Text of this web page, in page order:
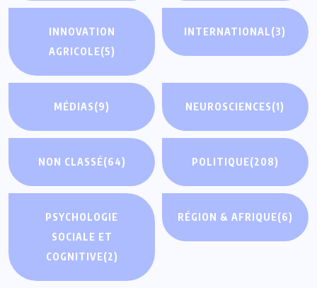
INNOVATION
AGRICOLE(5)
INTERNATIONAL(3)
MÉDIAS(9) NEUROSCIENCES(1)
NON CLASSÉ(64) POLITIQUE(208)
PSYCHOLOGIE
SOCIALE ET
COGNITIVE(2)
RÉGION & AFRIQUE(6)